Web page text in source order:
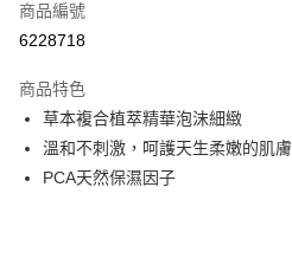
超商取貨付款
Apple Pay
街口支付
商品編號
6228718
商品特色
草本複合植萃精華泡沫細緻
溫和不刺激，呵護天生柔嫩的肌膚
PCA天然保濕因子